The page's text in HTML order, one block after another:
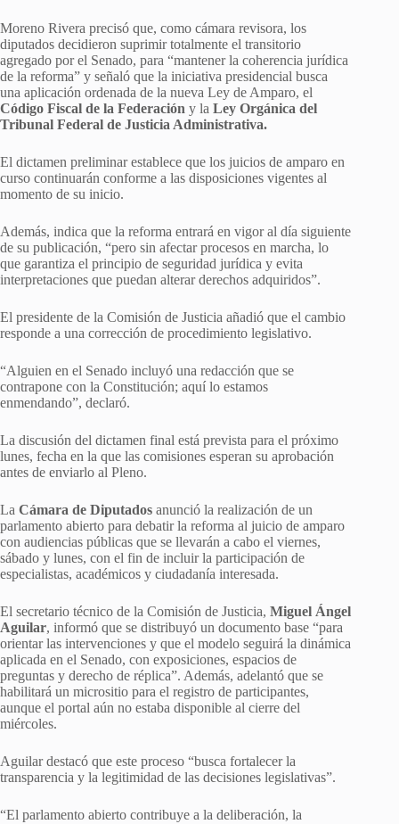
Moreno Rivera precisó que, como cámara revisora, los
diputados decidieron suprimir totalmente el transitorio
agregado por el Senado, para “mantener la coherencia jurídica
de la reforma” y señaló que la iniciativa presidencial busca
una aplicación ordenada de la nueva Ley de Amparo, el
Código Fiscal de la Federación y la Ley Orgánica del
Tribunal Federal de Justicia Administrativa.
El dictamen preliminar establece que los juicios de amparo en
curso continuarán conforme a las disposiciones vigentes al
momento de su inicio.
Además, indica que la reforma entrará en vigor al día siguiente
de su publicación, “pero sin afectar procesos en marcha, lo
que garantiza el principio de seguridad jurídica y evita
interpretaciones que puedan alterar derechos adquiridos”.
El presidente de la Comisión de Justicia añadió que el cambio
responde a una corrección de procedimiento legislativo.
“Alguien en el Senado incluyó una redacción que se
contrapone con la Constitución; aquí lo estamos
enmendando”, declaró.
La discusión del dictamen final está prevista para el próximo
lunes, fecha en la que las comisiones esperan su aprobación
antes de enviarlo al Pleno.
La Cámara de Diputados anunció la realización de un
parlamento abierto para debatir la reforma al juicio de amparo
con audiencias públicas que se llevarán a cabo el viernes,
sábado y lunes, con el fin de incluir la participación de
especialistas, académicos y ciudadanía interesada.
El secretario técnico de la Comisión de Justicia, Miguel Ángel
Aguilar, informó que se distribuyó un documento base “para
orientar las intervenciones y que el modelo seguirá la dinámica
aplicada en el Senado, con exposiciones, espacios de
preguntas y derecho de réplica”. Además, adelantó que se
habilitará un micrositio para el registro de participantes,
aunque el portal aún no estaba disponible al cierre del
miércoles.
Aguilar destacó que este proceso “busca fortalecer la
transparencia y la legitimidad de las decisiones legislativas”.
“El parlamento abierto contribuye a la deliberación, la